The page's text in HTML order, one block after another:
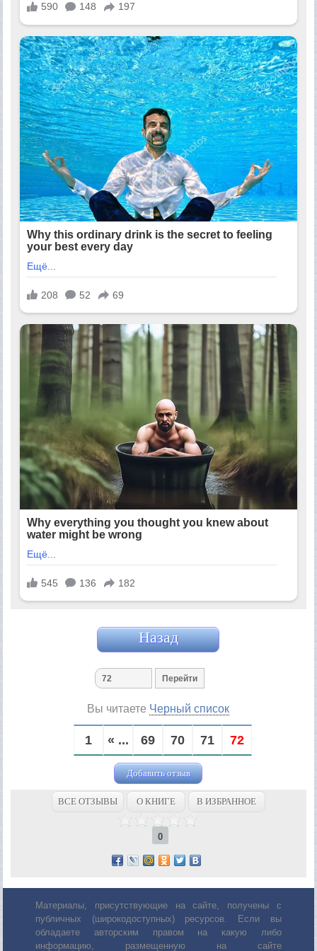
Назад
Вы читаете Черный список
1 « ... 69 70 71 72
Добавить отзыв
ВСЕ ОТЗЫВЫ О КНИГЕ В ИЗБРАННОЕ
0
Материалы, присутствующие на сайте, получены с
публичных (широкодоступных) ресурсов. Если вы
обладаете авторским правом на какую либо
информацию, размещенную на сайте